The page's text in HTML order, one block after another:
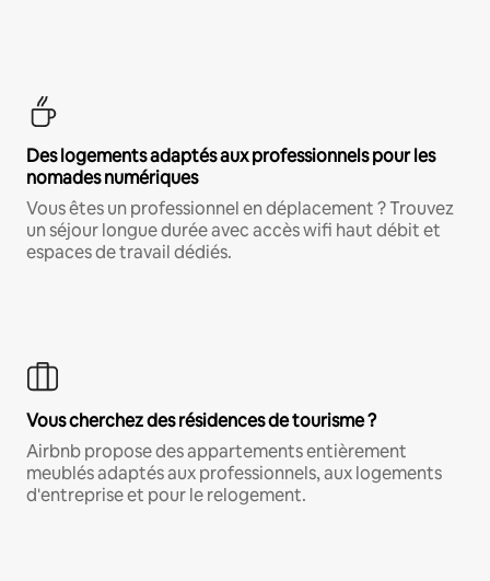
Des logements adaptés aux professionnels pour les
nomades numériques
Vous êtes un professionnel en déplacement ? Trouvez
un séjour longue durée avec accès wifi haut débit et
espaces de travail dédiés.
Vous cherchez des résidences de tourisme ?
Airbnb propose des appartements entièrement
meublés adaptés aux professionnels, aux logements
d'entreprise et pour le relogement.